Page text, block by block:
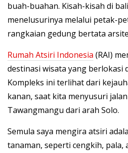
buah-buahan. Kisah-kisah di
menelusurinya melalui petak-
rangkaian gedung bertata
Rumah Atsiri Indonesia (RAI)
destinasi wisata yang berlokasi
Kompleks ini terlihat dari
kanan, saat kita menyusuri
Tawangmangu dari arah Solo.
Semula saya mengira atsiri
tanaman, seperti cengkih, pala,